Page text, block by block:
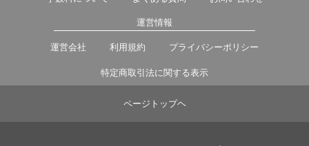
運営情報
運営会社 利用規約 プライバシーポリシー
特定商取引法に関する表示
ページトップヘ